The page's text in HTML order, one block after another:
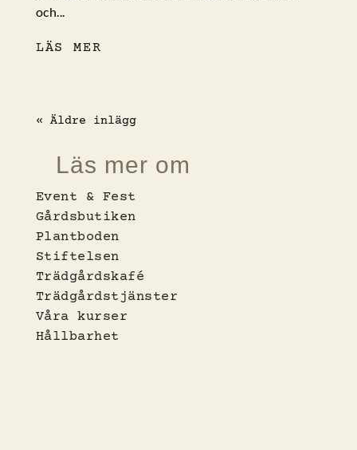
och...
LÄS MER
« Äldre inlägg
Läs mer om
Event & Fest
Gårdsbutiken
Plantboden
Stiftelsen
Trädgårdskafé
Trädgårdstjänster
Våra kurser
Hållbarhet